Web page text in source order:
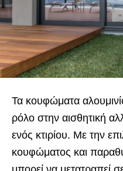
Τα κουφώματα
ρόλο στην αισθητική
ενός κτιρίου. Με την
κουφώματος και